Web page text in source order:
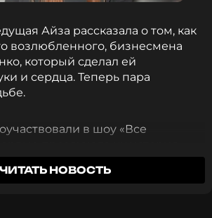
Айза рассказала о том, как
возлюбленного, бизнесмена
который сделал ей
и сердца. Теперь пара
в шоу «Все
знаменитостьпризналась,
Степаном четыре года жила
ЧИТАТЬ НОВОСТЬ